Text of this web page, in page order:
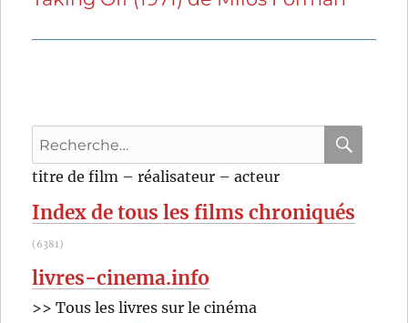
Recherche
pour
:
titre de film – réalisateur – acteur
Index de tous les films chroniqués
(6381)
livres-cinema.info
>> Tous les livres sur le cinéma